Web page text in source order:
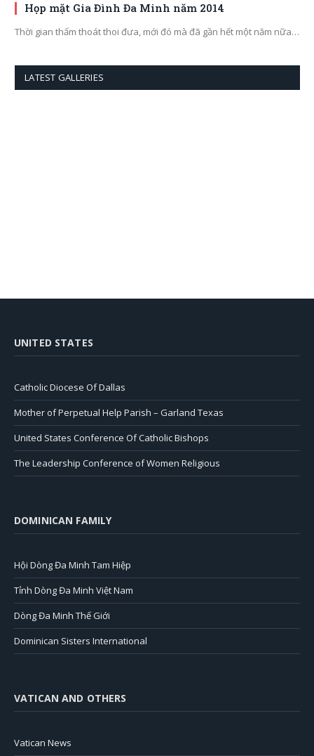
Họp mặt Gia Đình Đa Minh năm 2014
Thời gian thấm thoát thoi đưa, mới đó mà đã gần hết một năm nữa…
LATEST GALLERIES
UNITED STATES
Catholic Diocese Of Dallas
Mother of Perpetual Help Parish – Garland Texas
United States Conference Of Catholic Bishops
The Leadership Conference of Women Religious
DOMINICAN FAMILY
Hội Dòng Đa Minh Tam Hiệp
Tỉnh Dòng Đa Minh Việt Nam
Dòng Đa Minh Thế Giới
Dominican Sisters International
VATICAN AND OTHERS
Vatican News